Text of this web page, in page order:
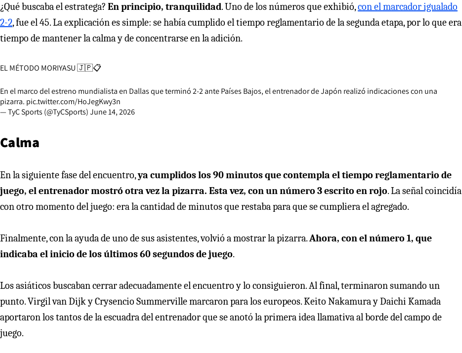
¿Qué buscaba el estratega? En principio, tranquilidad. Uno de los números que exhibió,con el marcador igualado
2-2, fue el 45. La explicación es simple: se había cumplido el tiempo reglamentario de la segunda etapa, por lo que era
tiempo de mantener la calma y de concentrarse en la adición.
EL MÉTODO MORIYASU 🇯🇵📋
En el marco del estreno mundialista en Dallas que terminó 2-2 ante Países Bajos, el entrenador de Japón realizó indicaciones con una
pizarra. pic.twitter.com/HoJegKwy3n
— TyC Sports (@TyCSports)June 14, 2026
Calma
En la siguiente fase del encuentro,ya cumplidos los 90 minutos que contempla el tiempo reglamentario de
juego, el entrenador mostró otra vez la pizarra. Esta vez, con un número 3 escrito en rojo. La señal coincidía
con otro momento del juego: era la cantidad de minutos que restaba para que se cumpliera el agregado.
Finalmente, con la ayuda de uno de sus asistentes, volvió a mostrar la pizarra.Ahora, con el número 1, que
indicaba el inicio de los últimos 60 segundos de juego.
Los asiáticos buscaban cerrar adecuadamente el encuentro y lo consiguieron. Al final, terminaron sumando un
punto. Virgil van Dijk y Crysencio Summerville marcaron para los europeos. Keito Nakamura y Daichi Kamada
aportaron los tantos de la escuadra del entrenador que se anotó la primera idea llamativa al borde del campo de
juego.